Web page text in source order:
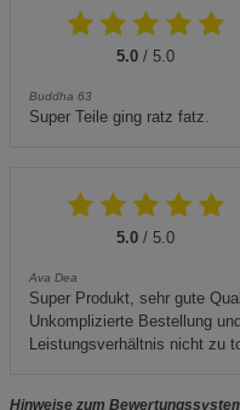
5.0 / 5.0
Buddha 63
Super Teile ging ratz fatz.
5.0 / 5.0
Ava Dea
Super Produkt, sehr gute
Unkomplizierte Bestellung
Leistungsverhältnis nicht zu
Hinweise zum